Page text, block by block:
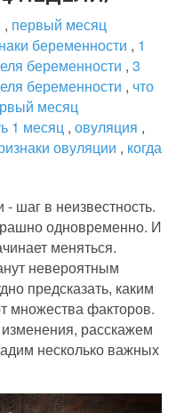
, первый месяц
беременности , 1
беременности , 3
беременности , что
месяц
1 месяц , овуляция ,
овуляции , когда
шаг в неизвестность.
одновременно. И
меняться.
невероятным
предсказать, каким
множества факторов.
расскажем
несколько важных